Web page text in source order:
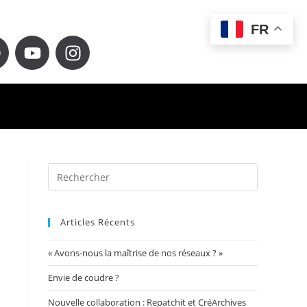
Articles Récents
« Avons-nous la maîtrise de nos réseaux ? »
Envie de coudre ?
Nouvelle collaboration : Repatchit et CréArchives
FR